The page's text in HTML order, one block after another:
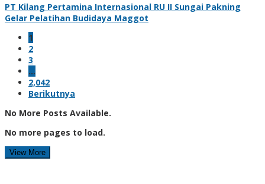
PT Kilang Pertamina Internasional RU II Sungai Pakning
Gelar Pelatihan Budidaya Maggot
1
2
3
…
2,042
Berikutnya
No More Posts Available.
No more pages to load.
View More